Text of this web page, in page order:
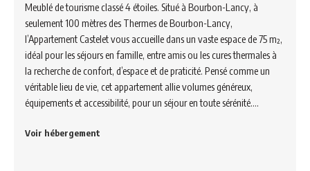
Meublé de tourisme classé 4 étoiles. Situé à Bourbon-Lancy, à
seulement 100 mètres des Thermes de Bourbon-Lancy,
l’Appartement Castelet vous accueille dans un vaste espace de 75 m²,
idéal pour les séjours en famille, entre amis ou les cures thermales à
la recherche de confort, d’espace et de praticité. Pensé comme un
véritable lieu de vie, cet appartement allie volumes généreux,
équipements et accessibilité, pour un séjour en toute sérénité.…
Voir hébergement